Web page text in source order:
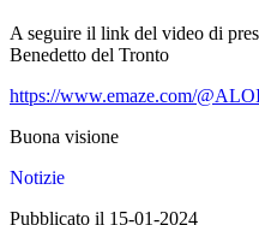
A seguire il link del video di
Benedetto del Tronto
https://www.emaze.com/
Buona visione
Notizie
Pubblicato il 15-01-2024